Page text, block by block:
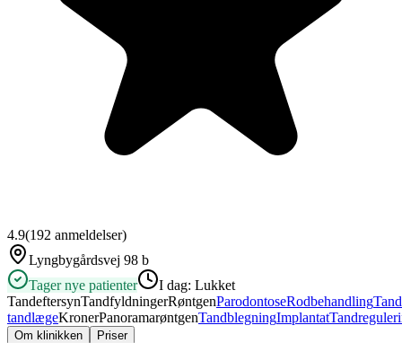
4.9(192 anmeldelser)
Lyngbygårdsvej 98 b
Tager nye patienter
I dag: Lukket
TandeftersynTandfyldningerRøntgenParodontoseRodbehandling
tandlægeKronerPanoramarøntgenTandblegningImplantat
Om klinikken Priser